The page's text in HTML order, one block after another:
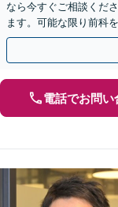
なら今すぐご相談くだ
ます。可能な限り前科
します【休日・夜間相
電話でお問い